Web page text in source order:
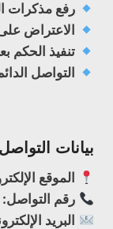
رفع مذكرات
الاعتراض على
تنفيذ الحكم
التواصل
بيانات
الموقع
رقم التواصل:
البريد